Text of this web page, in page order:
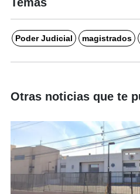
Poder Judicial magistrados
Otras noticias que te